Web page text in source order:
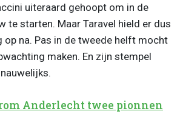
uiteraard gehoopt om in de
te starten. Maar Taravel hield er dus
op na. Pas in de tweede helft mocht
maken. En zijn stempel
Anderlecht twee pionnen